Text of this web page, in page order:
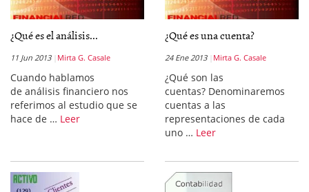
¿Qué es el análisis...
11 Jun 2013 Mirta G. Casale
Cuando hablamos
de análisis financiero nos
referimos al estudio que se
hace de … Leer
¿Qué es una cuenta?
24 Ene 2013 Mirta G. Casale
¿Qué son las
cuentas? Denominaremos
cuentas a las
representaciones de cada
uno … Leer